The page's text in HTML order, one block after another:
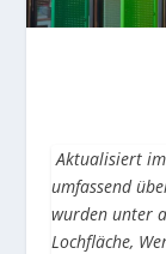
Aktualisiert
umfassend
wurden unter
Lochfläche,